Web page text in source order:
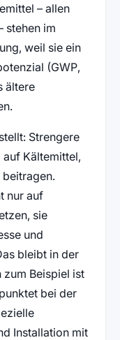
– allen
stehen im
weil sie ein
(GWP,
ältere
Strengere
Kältemittel,
nur auf
sie
und
bleibt in der
zum Beispiel ist
bei der
Installation mit